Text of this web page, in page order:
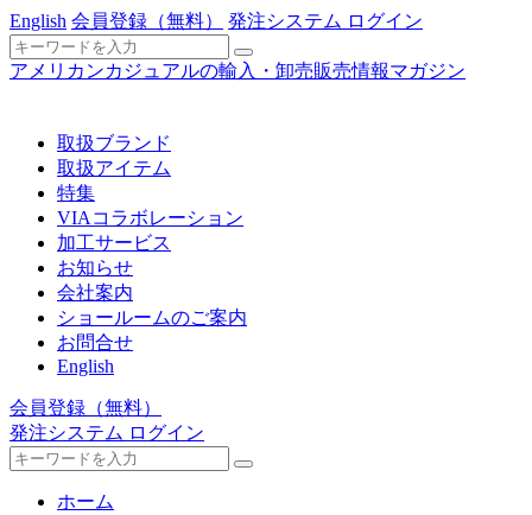
English 会員登録 （無料） 発注システム ログイン
アメリカンカジュアルの輸入・卸売販売情報マガジン
取扱ブランド
取扱アイテム
特集
VIAコラボレーション
加工サービス
お知らせ
会社案内
ショールームのご案内
お問合せ
English
会員登録 （無料）
発注システム ログイン
ホーム